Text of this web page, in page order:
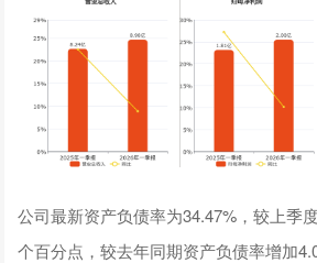
公司最新资产负债率为34.47%，较上季
个百分点，较去年同期资产负债率增加